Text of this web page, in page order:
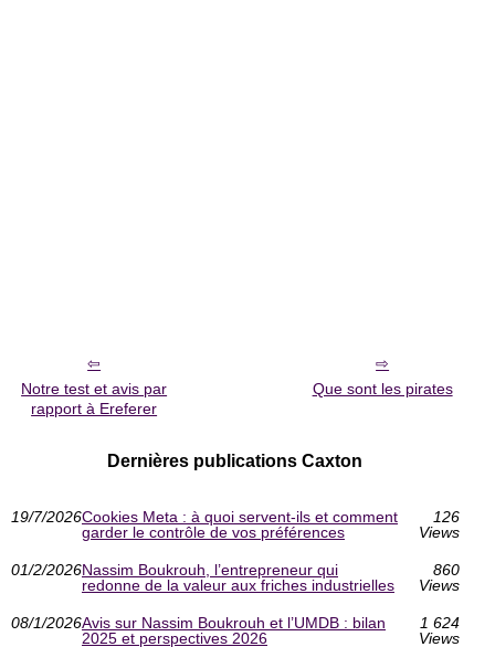
Notre test et avis par
rapport à Ereferer
Que sont les pirates
Dernières publications Caxton
19/7/2026Cookies Meta : à quoi servent-ils et comment
garder le contrôle de vos préférences
126
Views
01/2/2026Nassim Boukrouh, l’entrepreneur qui
redonne de la valeur aux friches industrielles
860
Views
08/1/2026Avis sur Nassim Boukrouh et l’UMDB : bilan
2025 et perspectives 2026
1 624
Views